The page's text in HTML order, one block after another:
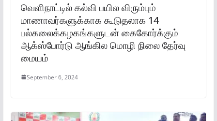
வெளிநாட்டில் கல்வி பயில விரும்பும்
மாணாவர்களுக்காக கூடுதலாக 14
பல்கலைக்கழகங்களுடன் கைகோர்க்கும்
ஆக்ஸ்போர்டு ஆங்கில மொழி நிலை தேர்வு
மையம்
September 6, 2024